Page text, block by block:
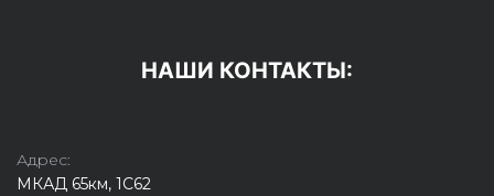
НАШИ КОНТАКТЫ:
Адрес:
МКАД 65км, 1С62